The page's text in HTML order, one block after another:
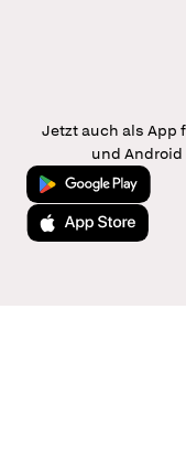
Jetzt auch als App
und Android
Jetzt bei Google Play
Laden im App Store